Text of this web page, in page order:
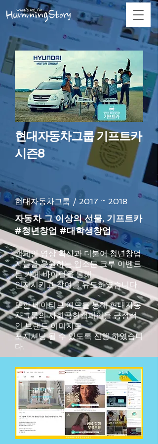
현대자동차그룹 기프트카
시즌8
현대자동차그룹 / 2017 ~ 2018
자동차 그 이상의 선물, 기프트카
#청년창업 #대학생창업
캠페인 영상 확산과 더불어 청년창업
자들을 응원하는 입소문 크루 이벤트
는 카페 바이럴을 통해
인지시키고 참여를 유도하였습니다.
또한 네이티브 애드를 통해 현대자동
차그룹의 사회공헌캠페인을 긍정적
인 브랜드 이미지로
포지셔닝 될 수 있도록 진행 하였습니
다.